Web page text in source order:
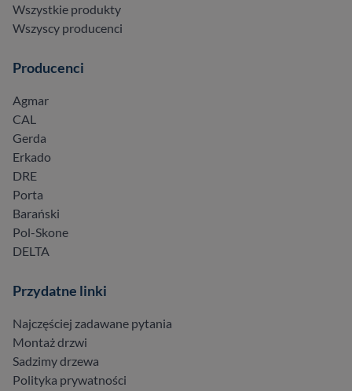
Wszystkie produkty
Wszyscy producenci
Producenci
Agmar
CAL
Gerda
Erkado
DRE
Porta
Barański
Pol-Skone
DELTA
Przydatne linki
Najczęściej zadawane pytania
Montaż drzwi
Sadzimy drzewa
Polityka prywatności